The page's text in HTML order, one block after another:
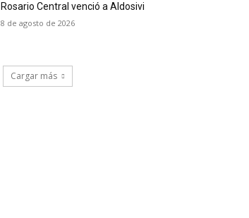
Rosario Central venció a Aldosivi
8 de agosto de 2026
Cargar más